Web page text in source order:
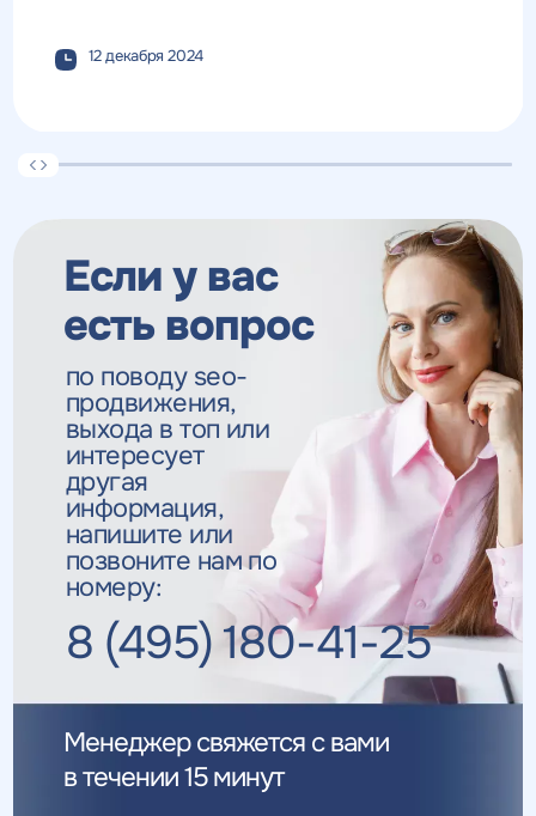
12 декабря 2024
Если у вас
есть вопрос
по поводу seo-
продвижения,
выхода в топ или
интересует
другая
информация,
напишите или
позвоните нам по
номеру:
8 (495) 180-41-25
Менеджер свяжется с вами
в течении 15 минут